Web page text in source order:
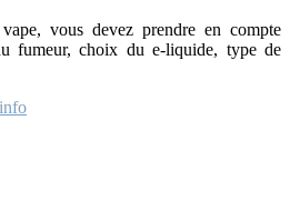
vous devez prendre en compte
fumeur, choix du e-liquide, type de